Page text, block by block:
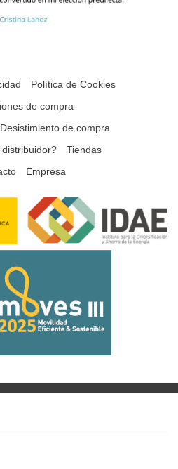
Política de Cookies
de compra
de compra
Tiendas
Empresa